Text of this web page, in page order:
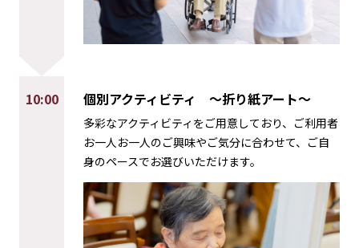
10:00 個別アクティビティ ～折り紙アート～
多彩なアクティビティをご用意しており、ご利用者
お一人お一人のご興味やご気分に合わせて、ご自
身のペースでお選びいただけます。